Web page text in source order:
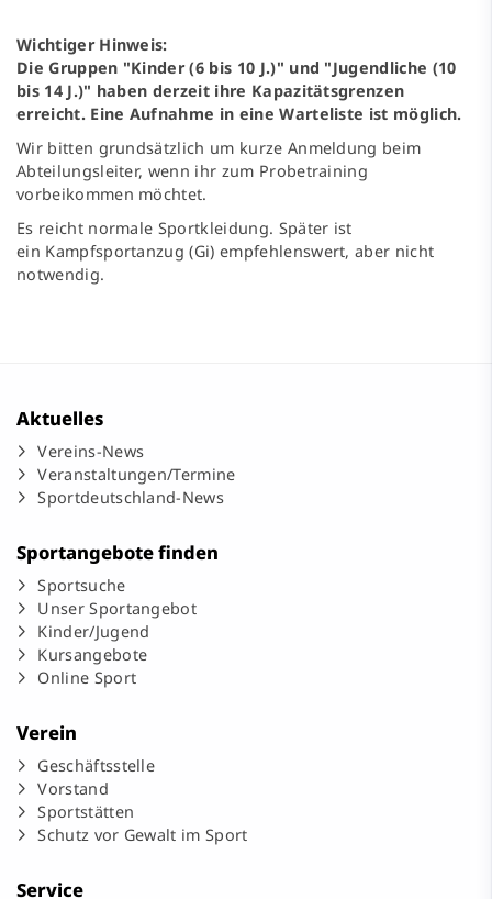
Wichtiger Hinweis:
Die Gruppen "Kinder (6 bis 10 J.)" und "Jugendliche (10
bis 14 J.)" haben derzeit ihre Kapazitätsgrenzen
erreicht. Eine Aufnahme in eine Warteliste ist möglich.
Wir bitten grundsätzlich um kurze Anmeldung beim
Abteilungsleiter, wenn ihr zum Probetraining
vorbeikommen möchtet.
Es reicht normale Sportkleidung. Später ist
ein Kampfsportanzug (Gi) empfehlenswert, aber nicht
notwendig.
Aktuelles
Vereins-News
Veranstaltungen/Termine
Sportdeutschland-News
Sportangebote finden
Sportsuche
Unser Sportangebot
Kinder/Jugend
Kursangebote
Online Sport
Verein
Geschäftsstelle
Vorstand
Sportstätten
Schutz vor Gewalt im Sport
Service